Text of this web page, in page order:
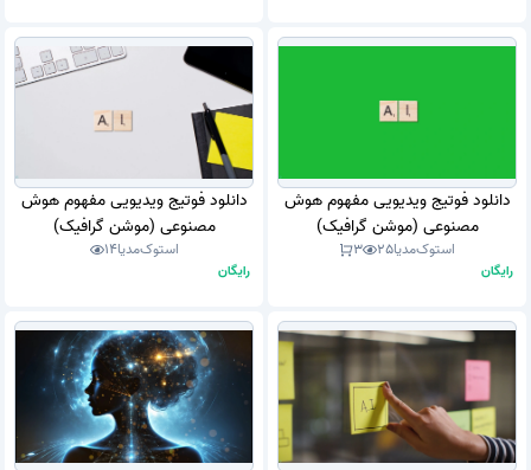
دانلود فوتیج ویدیویی مفهوم هوش
مصنوعی (موشن گرافیک)
استوک‌مدیا25
3
رایگان
دانلود فوتیج ویدیویی مفهوم هوش
مصنوعی (موشن گرافیک)
استوک‌مدیا14
رایگان